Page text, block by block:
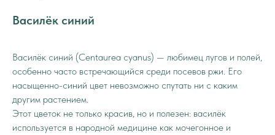
Василёк синий
Василёк синий (Centaurea cyanus) — любимец лугов и полей,
особенно часто встречающийся среди посевов ржи. Его
насыщенно-синий цвет невозможно спутать ни с каким
другим растением.
Этот цветок не только красив, но и полезен: василёк
используется в народной медицине как мочегонное и